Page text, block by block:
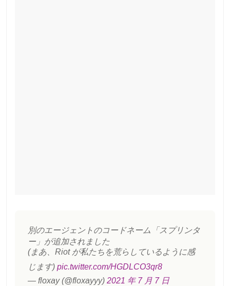
別のエージェントのコードネーム「スプリンタ
ー」が追加されました
(まあ、Riot が私たちを荒らしているように感
じます) pic.twitter.com/HGDLCO3qr8
— floxay (@floxayyy) 2021 年 7 月 7 日